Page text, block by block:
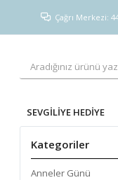
Çağrı Merkezi:
SEVGİLİYE HEDİYE
Kategoriler
Anneler Günü